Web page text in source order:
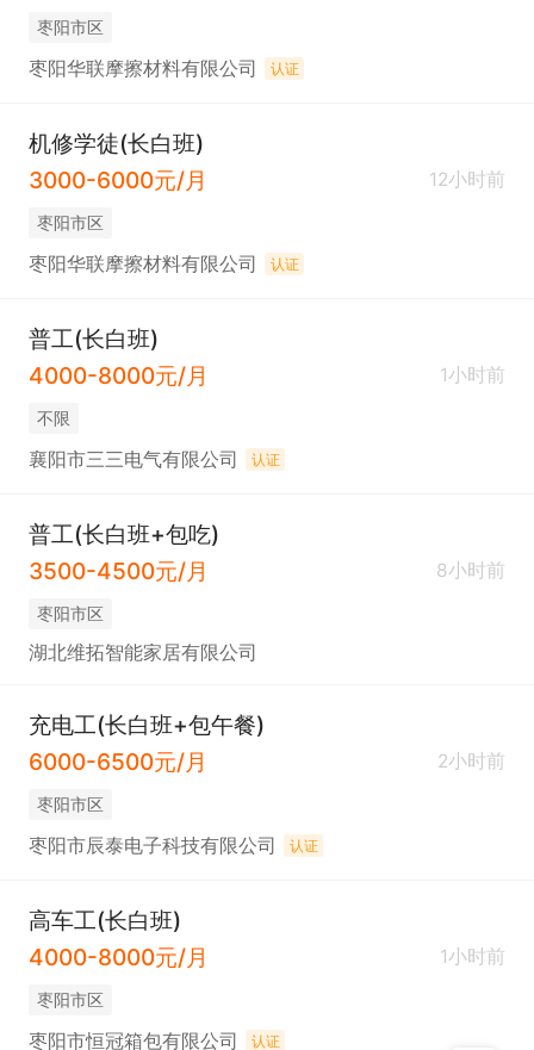
枣阳市区
枣阳华联摩擦材料有限公司 认证
机修学徒(长白班)
3000-6000元/月
12小时前
枣阳市区
枣阳华联摩擦材料有限公司 认证
普工(长白班)
4000-8000元/月
1小时前
不限
襄阳市三三电气有限公司 认证
普工(长白班+包吃)
3500-4500元/月
8小时前
枣阳市区
湖北维拓智能家居有限公司
充电工(长白班+包午餐)
6000-6500元/月
2小时前
枣阳市区
枣阳市辰泰电子科技有限公司 认证
高车工(长白班)
4000-8000元/月
1小时前
枣阳市区
枣阳市恒冠箱包有限公司 认证